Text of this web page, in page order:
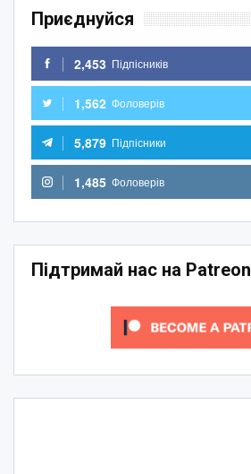
Приєднуйся
2,453 Підпісників
1,562 Фоловерів
5,879 Підпісники
1,485 Фоловерів
Підтримай нас на Patreon